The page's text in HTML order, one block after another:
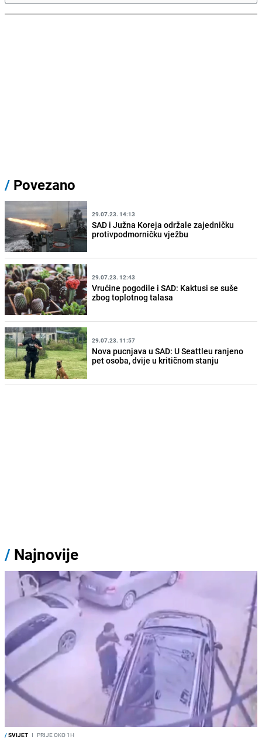
/ Povezano
29.07.23. 14:13
SAD i Južna Koreja održale zajedničku
protivpodmorničku vježbu
29.07.23. 12:43
Vrućine pogodile i SAD: Kaktusi se suše
zbog toplotnog talasa
29.07.23. 11:57
Nova pucnjava u SAD: U Seattleu ranjeno
pet osoba, dvije u kritičnom stanju
/ Najnovije
/SVIJET I PRIJE OKO 1H